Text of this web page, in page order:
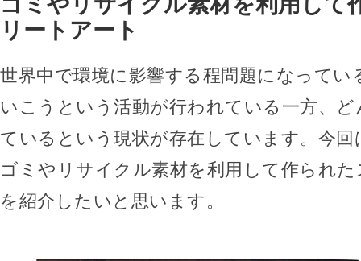
リートアート
世界中で環境に影響する程問題になってい
いこうという活動が行われている一方、
ているという現状が存在しています。今
ゴミやリサイクル素材を利用して作られ
を紹介したいと思います。